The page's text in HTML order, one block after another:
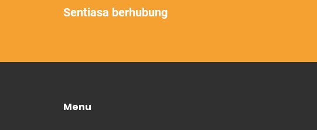
Sentiasa berhubung
Menu